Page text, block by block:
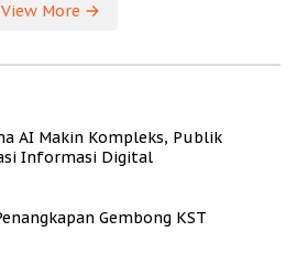
View More
AI Makin Kompleks, Publik
Informasi Digital
Gembong KST